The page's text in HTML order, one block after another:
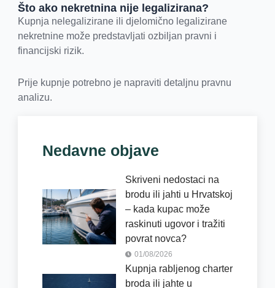
Što ako nekretnina nije legalizirana?
Kupnja nelegalizirane ili djelomično legalizirane
nekretnine može predstavljati ozbiljan pravni i
financijski rizik.
Prije kupnje potrebno je napraviti detaljnu pravnu
analizu.
Nedavne objave
Skriveni nedostaci na
brodu ili jahti u Hrvatskoj
– kada kupac može
raskinuti ugovor i tražiti
povrat novca?
01/08/2026
Kupnja rabljenog charter
broda ili jahte u